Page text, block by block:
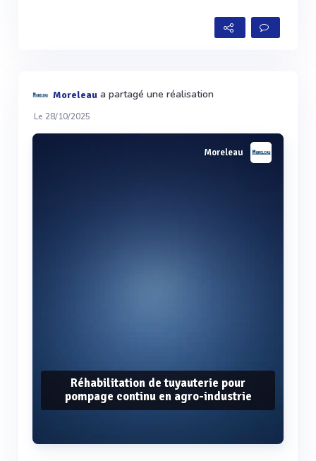
Moreleau a partagé une réalisation
Le 28/10/2025
Moreleau
Réhabilitation de tuyauterie pour
pompage continu en agro-industrie